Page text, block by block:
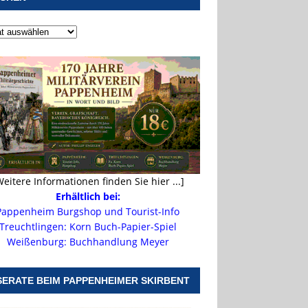
Informationen finden Sie hier ...]
Erhältlich bei:
Burgshop und Tourist-Info
Treuchtlingen: Korn Buch-Papier-Spiel
Weißenburg: Buchhandlung Meyer
BEIM PAPPENHEIMER SKIRBENT